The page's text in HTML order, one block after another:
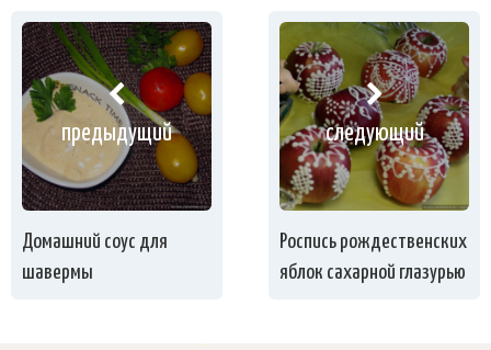
предыдущий
Домашний соус для
шавермы
следующий
Роспись рождественских
яблок сахарной глазурью